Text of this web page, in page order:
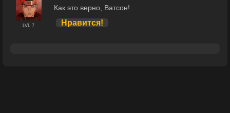
LVL 7
Как это верно, Ватсон!
Нравится!